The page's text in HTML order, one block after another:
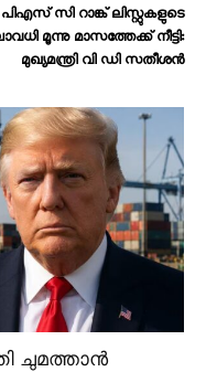
പിഎസ് സി റാങ്ക് ലിസ്റ്റുകളുടെ
മൂന്നു മാസത്തേക്ക് നീട്ടി:
മുഖ്യമന്ത്രി വി ഡി സതീശൻ
ചുമത്താൻ